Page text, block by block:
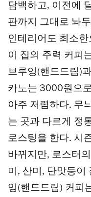
담백하고, 이전에
판까지 그대로 놔
인테리어도 최소
이 집의 주력 커피
브루잉(핸드드립)
카노는 3000원으
아주 저렴하다. 무
는 곳과 다르게 정
로스팅을 한다. 시
바뀌지만, 로스터
미, 산미, 단맛등이
잉(핸드드립) 커피